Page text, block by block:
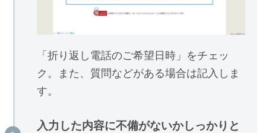
「折り返し電話のご希望日時」をチェッ
ク。また、質問などがある場合は記入しま
す。
入力した内容に不備がないかしっかりと